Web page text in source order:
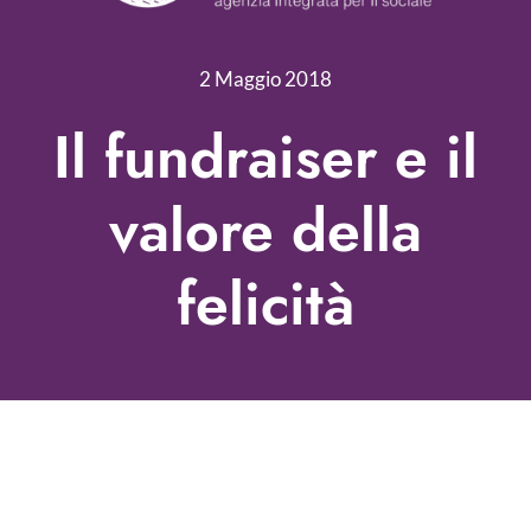
Nonprofit Blog
Libri
Fundraising Academy
Multimedia
Come contattarci
2 Maggio 2018
Il fundraiser e il
valore della
felicità